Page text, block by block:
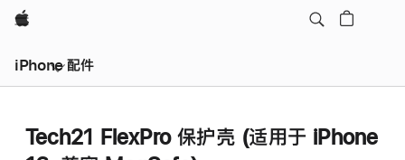
Apple
iPhone 配件
Tech21 FlexPro 保护壳 (适用于 iPhone